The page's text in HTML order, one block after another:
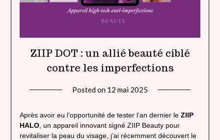
ZIIP DOT : un allié beauté ciblé
contre les imperfections
Posted on 12 mai 2025
heavenly
Après avoir eu l’opportunité de tester l’an dernier le ZIIP
HALO, un appareil innovant signé ZIIP Beauty pour
revitaliser la peau du visage, j’ai récemment découvert le